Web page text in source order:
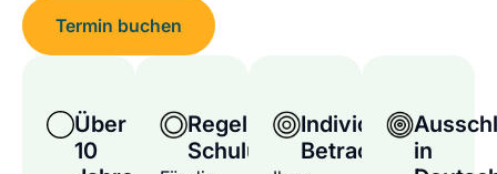
Termin buchen
Über
10
Regelmäßige
Schulungen
Individuelle
Betrachtung
in